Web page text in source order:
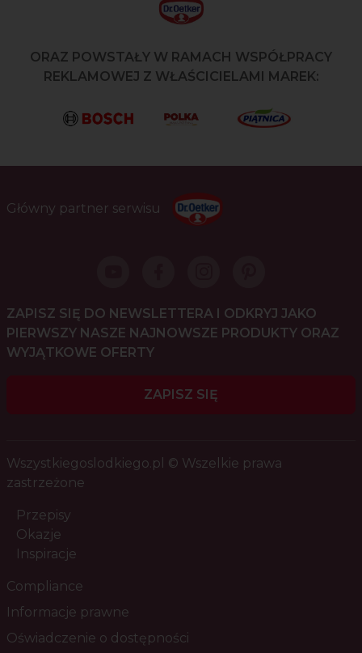
ORAZ POWSTAŁY W RAMACH WSPÓŁPRACY
REKLAMOWEJ Z WŁAŚCICIELAMI MAREK:
Główny partner serwisu
ZAPISZ SIĘ DO NEWSLETTERA I ODKRYJ JAKO
PIERWSZY NASZE NAJNOWSZE PRODUKTY ORAZ
WYJĄTKOWE OFERTY
ZAPISZ SIĘ
Wszystkiegoslodkiego.pl © Wszelkie prawa
zastrzeżone
Przepisy
Okazje
Inspiracje
Compliance
Informacje prawne
Oświadczenie o dostępności